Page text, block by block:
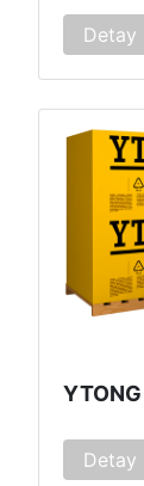
Detay
YTONG
Detay